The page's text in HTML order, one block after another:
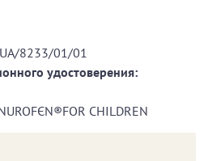
UA/8233/01/01
удостоверения:
CHILDREN